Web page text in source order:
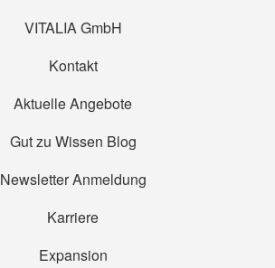
VITALIA GmbH
Kontakt
Aktuelle Angebote
Gut zu Wissen Blog
Newsletter Anmeldung
Karriere
Expansion